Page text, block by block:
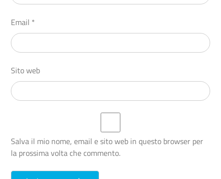
Email *
Sito web
Salva il mio nome, email e sito web in questo browser per
la prossima volta che commento.